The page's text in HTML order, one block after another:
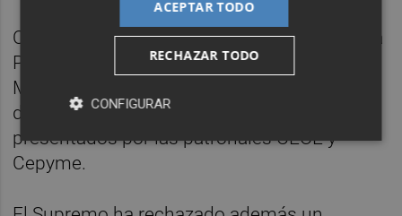
Organizaciones como Conpymes, Pimec y la
Plataforma Multisectorial contra la
Morosidad habían pedido al Supremo la
desestimación íntegra de los recursos
presentados por las patronales CEOE y
Cepyme.
ACEPTAR TODO
RECHAZAR TODO
CONFIGURAR